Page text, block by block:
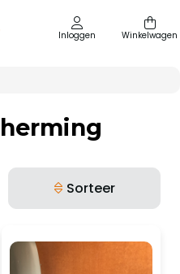
Inloggen Winkelwagen
Sorteer